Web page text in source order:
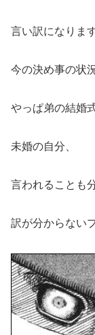
言い訳になりま
今の決め事の状
やっぱ弟の結婚
未婚の自分、
言われることも
訳が分からない